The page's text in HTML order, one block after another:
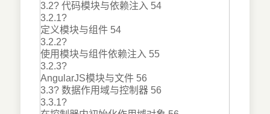
3.2? 代码模块与依赖注入 54
3.2.1?
定义模块与组件 54
3.2.2?
使用模块与组件依赖注入 55
3.2.3?
AngularJS模块与文件 56
3.3? 数据作用域与控制器 56
3.3.1?